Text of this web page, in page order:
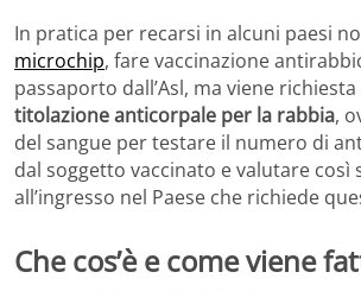
In pratica per recarsi in alcuni paesi
microchip, fare vaccinazione
passaporto dall’Asl, ma viene
titolazione anticorpale per la rabbia,
del sangue per testare il numero di
dal soggetto vaccinato e valutare così
all’ingresso nel Paese che richiede
Che cos’è e come viene